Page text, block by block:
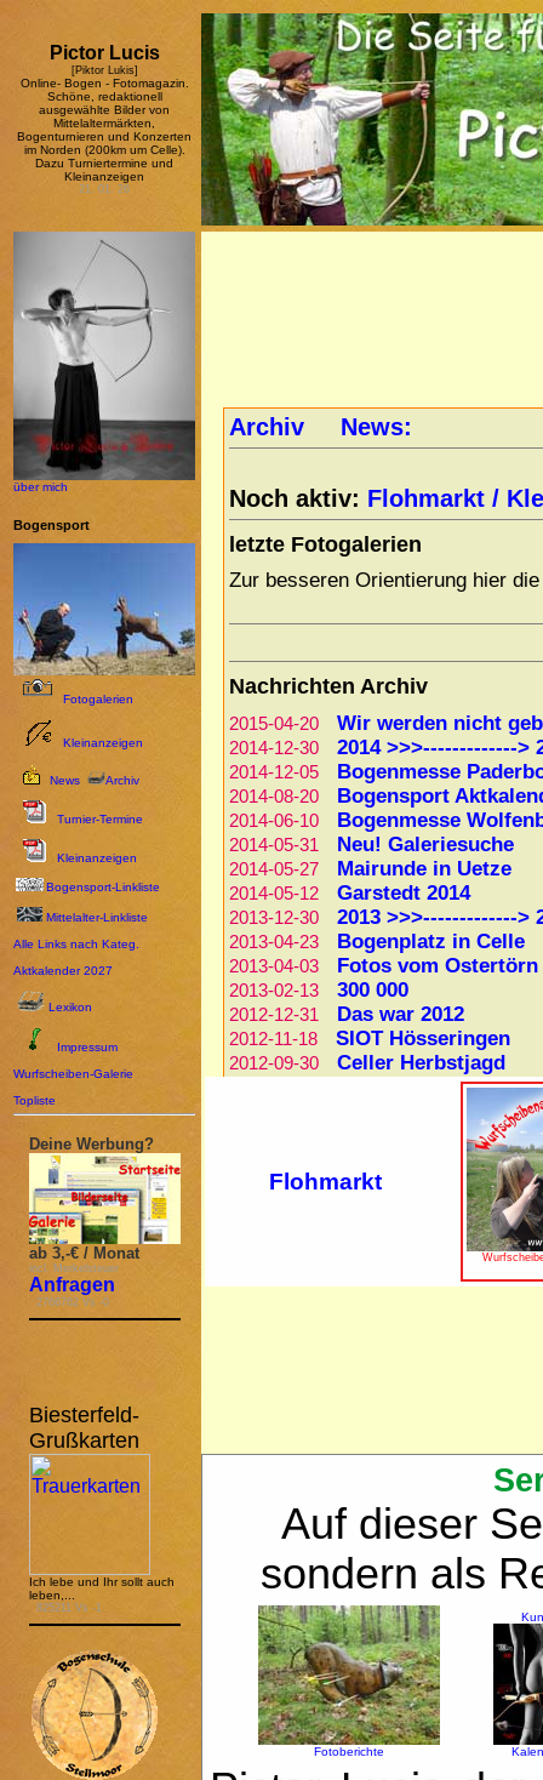
Pictor Lucis
[Piktor Lukis]
Online- Bogen - Fotomagazin.
Schöne, redaktionell
ausgewählte Bilder von
Mittelaltermärkten,
Bogenturnieren und Konzerten
im Norden (200km um Celle).
Dazu Turniertermine und
Kleinanzeigen
21. 01. 26
über mich
Bogensport
Fotogalerien
Kleinanzeigen
News Archiv
Turnier-Termine
Kleinanzeigen
Bogensport-Linkliste
Mittelalter-Linkliste
Alle Links nach Kateg.
Aktkalender 2027
Lexikon
Impressum
Wurfscheiben-Galerie
Topliste
Deine Werbung?
ab 3,-€ / Monat
incl. Merkelsteuer
Anfragen
2766762 Vs -0
Biesterfeld-
Grußkarten
Ich lebe und Ihr sollt auch
leben,...
825211 Vs -1
Flohmarkt
Auf dieser
sondern als
Fotoberichte